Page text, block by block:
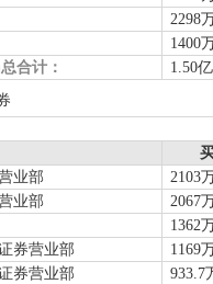
2298
1400
总合计： 1.50亿
业部
2103
业部
2067
1362
券营业部
1169
券营业部
933.7